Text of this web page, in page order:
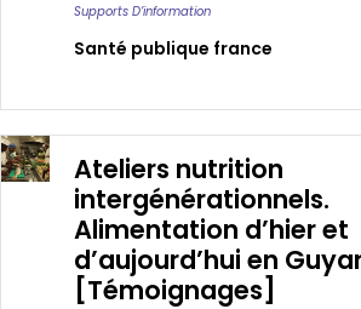
Supports D’information
Santé publique france
Ateliers nutrition
intergénérationnels.
Alimentation d’hier et
d’aujourd’hui en
[Témoignages]